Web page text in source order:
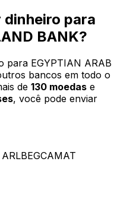
para
BANK?
para EGYPTIAN ARAB
bancos em todo o
de 130 moedas e
, você pode enviar